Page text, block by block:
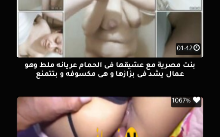
01:42
بنت مصرية مع عشيقها فى الحمام عريانه ملط وهو
عمال يشد فى بزازها و هى مكسوفه و بتتمنع
1067%